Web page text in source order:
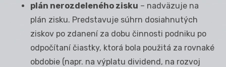
plán nerozdeleného zisku – nadväzuje na
plán zisku. Predstavuje súhrn dosiahnutých
ziskov po zdanení za dobu činnosti podniku po
odpočítaní čiastky, ktorá bola použitá za rovnaké
obdobie (napr. na výplatu dividend, na rozvoj